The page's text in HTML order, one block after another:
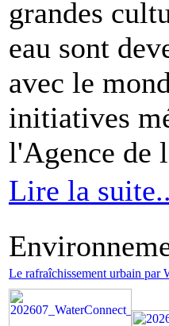
grandes
eau sont
avec le
initiatives
l'Agence
Lire la
Le rafraîchissement urbain par